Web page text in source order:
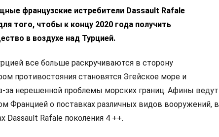
французские истребители Dassault Rafale
того, чтобы к концу 2020 года получить
в воздухе над Турцией.
все больше раскручиваются в сторону
противостояния становятся Эгейское море и
за нерешенной проблемы морских границ. Афины ведут
Францией о поставках различных видов вооружений, в
Dassault Rafale поколения 4 ++.